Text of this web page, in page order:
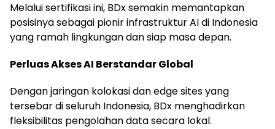
Melalui sertifikasi ini, BDx semakin memantapkan
posisinya sebagai pionir infrastruktur AI di Indonesia
yang ramah lingkungan dan siap masa depan.
Perluas Akses AI Berstandar Global
Dengan jaringan kolokasi dan edge sites yang
tersebar di seluruh Indonesia, BDx menghadirkan
fleksibilitas pengolahan data secara lokal.